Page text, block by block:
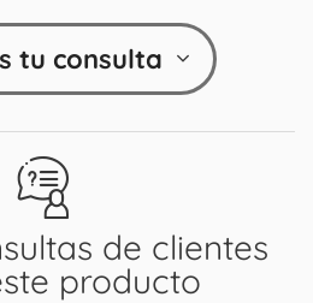
de clientes
producto
tu consulta